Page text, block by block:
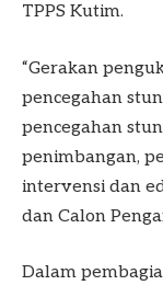
TPPS Kutim.
“Gerakan
pencegahan
pencegahan
penimbangan,
intervensi dan
dan Calon
Dalam